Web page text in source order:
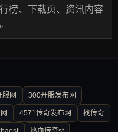
榜、下载页、资讯内容
服网 300开服发布网
4571传奇发布网 找传奇